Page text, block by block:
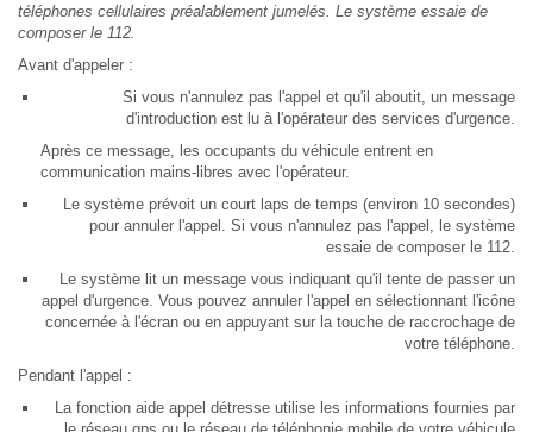
téléphones cellulaires préalablement jumelés. Le système essaie de
composer le 112.
Avant d'appeler :
Si vous n'annulez pas l'appel et qu'il aboutit, un message
d'introduction est lu à l'opérateur des services d'urgence.
Après ce message, les occupants du véhicule entrent en
communication mains-libres avec l'opérateur.
Le système prévoit un court laps de temps (environ 10 secondes)
pour annuler l'appel. Si vous n'annulez pas l'appel, le système
essaie de composer le 112.
Le système lit un message vous indiquant qu'il tente de passer un
appel d'urgence. Vous pouvez annuler l'appel en sélectionnant l'icône
concernée à l'écran ou en appuyant sur la touche de raccrochage de
votre téléphone.
Pendant l'appel :
La fonction aide appel détresse utilise les informations fournies par